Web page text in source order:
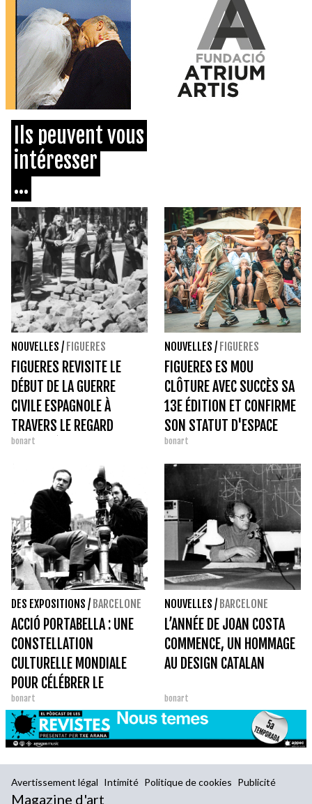
Ils peuvent vous
intéresser
...
NOUVELLES / FIGUERES
FIGUERES REVISITE LE
DÉBUT DE LA GUERRE
CIVILE ESPAGNOLE À
TRAVERS LE REGARD
D'AGUSTÍ CENTELLES
bonart
NOUVELLES / FIGUERES
FIGUERES ES MOU
CLÔTURE AVEC SUCCÈS SA
13E ÉDITION ET CONFIRME
SON STATUT D'ESPACE
PUBLIC MAJEUR DE LA
DANSE.
bonart
DES EXPOSITIONS / BARCELONE
ACCIÓ PORTABELLA : UNE
CONSTELLATION
CULTURELLE MONDIALE
POUR CÉLÉBRER LE
CENTENAIRE D'UN
CINÉASTE IRRÉDUCTIBLE
bonart
NOUVELLES / BARCELONE
L’ANNÉE DE JOAN COSTA
COMMENCE, UN HOMMAGE
AU DESIGN CATALAN
bonart
Avertissement légal Intimité Politique de cookies Publicité
Magazine d'art